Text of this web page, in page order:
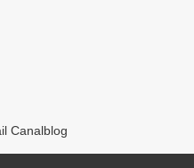
Canalblog